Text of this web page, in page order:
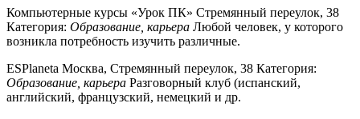
Компьютерные курсы «Урок ПК» Стремянный переулок, 38
Категория: Образование, карьера Любой человек, у которого
возникла потребность изучить различные.
ESPlaneta Москва, Стремянный переулок, 38 Категория:
Образование, карьера Разговорный клуб (испанский,
английский, французский, немецкий и др.